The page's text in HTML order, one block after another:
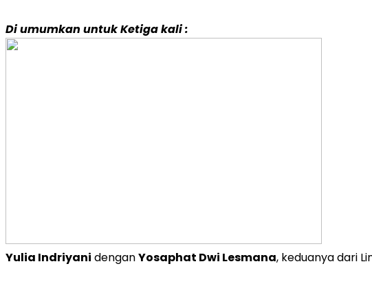
Di umumkan untuk Ketiga kali :
Yulia Indriyani denganYosaphat Dwi Lesmana, keduanya dari